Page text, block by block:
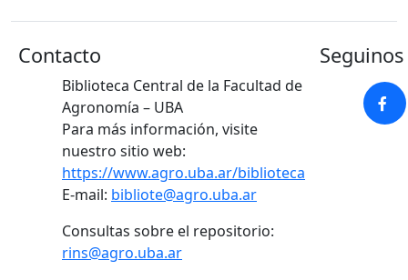
Contacto
Biblioteca Central de la Facultad de
Agronomía – UBA
Para más información, visite
nuestro sitio web:
https://www.agro.uba.ar/biblioteca
E-mail: bibliote@agro.uba.ar
Consultas sobre el repositorio:
rins@agro.uba.ar